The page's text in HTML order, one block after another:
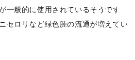
一般的に使用されているそうです
セロリなど緑色腫の流通が増えてい